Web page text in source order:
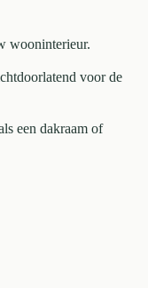
wooninterieur.
voor de
een dakraam of